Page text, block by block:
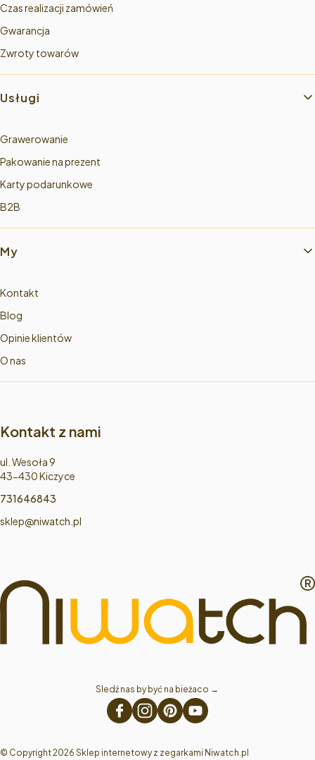
Czas realizacji zamówień
Gwarancja
Zwroty towarów
Usługi
Grawerowanie
Pakowanie na prezent
Karty podarunkowe
B2B
My
Kontakt
Blog
Opinie klientów
O nas
Kontakt z nami
Adres:
ul. Wesoła 9
43-430 Kiczyce
731646843
sklep@niwatch.pl
Sledź nas by być na bieżaco →
© Copyright 2026 Sklep internetowy z zegarkami Niwatch.pl